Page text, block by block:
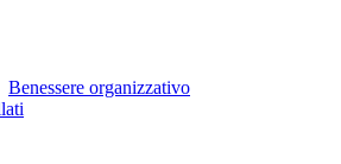
Benessere organizzativo